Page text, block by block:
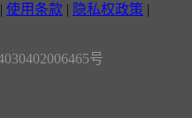
| 使用条款 | 隐私权政策 |
号